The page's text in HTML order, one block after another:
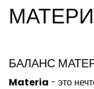
БАЛАНС
Materia - это